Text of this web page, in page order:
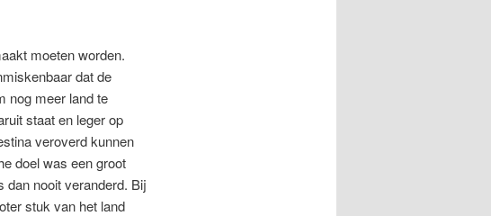
moeten worden.
dat de
nog meer land te
staat en leger op
veroverd kunnen
doel was een groot
dan nooit veranderd. Bij
stuk van het land